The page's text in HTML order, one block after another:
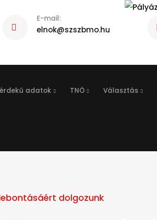
E-mail:
elnok@szszbmo.hu
adatok TNÖ Választás
dolgozunk